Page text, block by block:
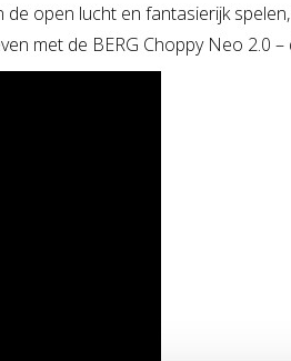
open lucht en fantasierijk
met de BERG Choppy Neo 2.0